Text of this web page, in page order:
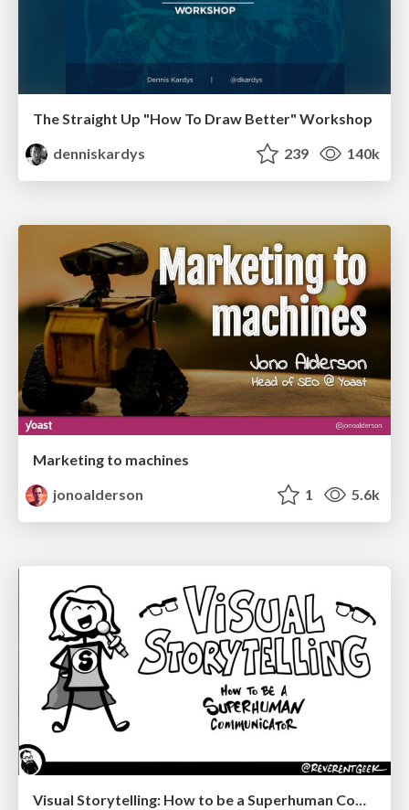
The Straight Up "How To Draw Better" Workshop
denniskardys
239 140k
Marketing to machines
jonoalderson
1 5.6k
Visual Storytelling: How to be a Superhuman Communicator